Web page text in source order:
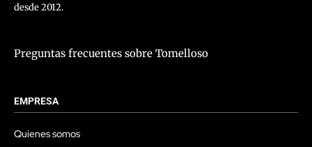
desde 2012.
Preguntas frecuentes sobre Tomelloso
EMPRESA
Quienes somos